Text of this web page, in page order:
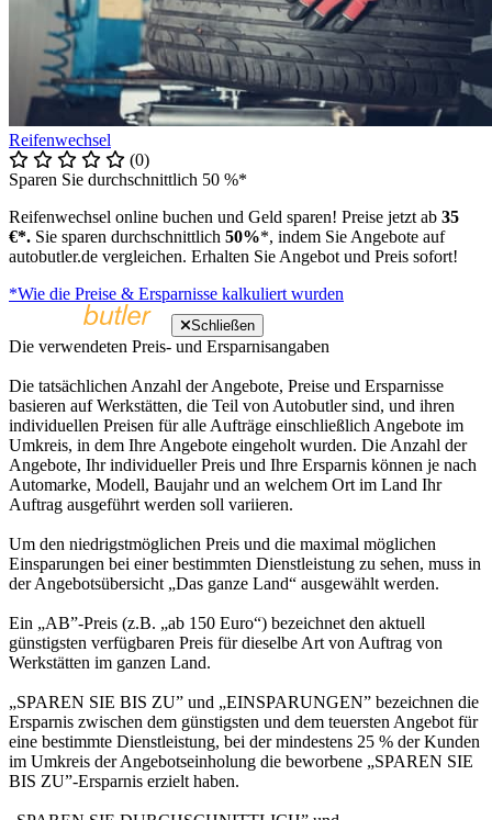
Reifenwechsel
(0)
Sparen Sie durchschnittlich 50 %*
Reifenwechsel online buchen und Geld sparen! Preise jetzt ab 35
€*. Sie sparen durchschnittlich 50%*, indem Sie Angebote auf
autobutler.de vergleichen. Erhalten Sie Angebot und Preis sofort!
*Wie die Preise & Ersparnisse kalkuliert wurden
Schließen
Die verwendeten Preis- und Ersparnisangaben
Die tatsächlichen Anzahl der Angebote, Preise und Ersparnisse
basieren auf Werkstätten, die Teil von Autobutler sind, und ihren
individuellen Preisen für alle Aufträge einschließlich Angebote im
Umkreis, in dem Ihre Angebote eingeholt wurden. Die Anzahl der
Angebote, Ihr individueller Preis und Ihre Ersparnis können je nach
Automarke, Modell, Baujahr und an welchem Ort im Land Ihr
Auftrag ausgeführt werden soll variieren.
Um den niedrigstmöglichen Preis und die maximal möglichen
Einsparungen bei einer bestimmten Dienstleistung zu sehen, muss in
der Angebotsübersicht „Das ganze Land“ ausgewählt werden.
Ein „AB”-Preis (z.B. „ab 150 Euro“) bezeichnet den aktuell
günstigsten verfügbaren Preis für dieselbe Art von Auftrag von
Werkstätten im ganzen Land.
„SPAREN SIE BIS ZU” und „EINSPARUNGEN” bezeichnen die
Ersparnis zwischen dem günstigsten und dem teuersten Angebot für
eine bestimmte Dienstleistung, bei der mindestens 25 % der Kunden
im Umkreis der Angebotseinholung die beworbene „SPAREN SIE
BIS ZU”-Ersparnis erzielt haben.